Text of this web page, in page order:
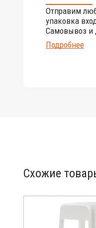
Отправим
упаковка
Самовывоз и
Подробнее
Схожие